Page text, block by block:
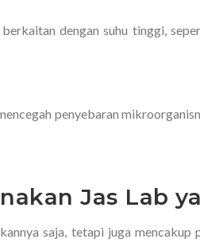
dengan suhu tinggi,
penyebaran
Jas Lab
saja, tetapi juga mencakup